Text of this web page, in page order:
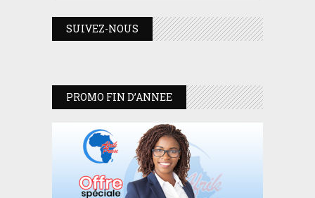
SUIVEZ-NOUS
PROMO FIN D’ANNEE